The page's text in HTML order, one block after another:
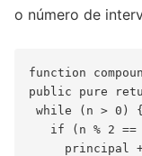
o número de
function
public pure
while (n > 0) {
if (n % 2 ==
principal